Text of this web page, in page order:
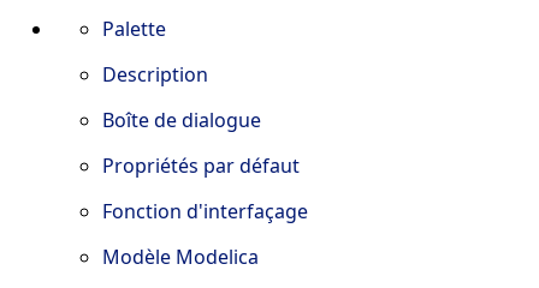
Palette
Description
Boîte de dialogue
Propriétés par défaut
Fonction d'interfaçage
Modèle Modelica